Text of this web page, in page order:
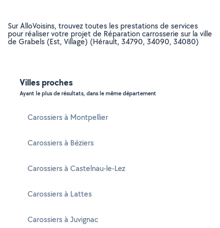
Sur AlloVoisins, trouvez toutes les prestations de services
pour réaliser votre projet de Réparation carrosserie sur la ville
de Grabels (Est, Village) (Hérault, 34790, 34090, 34080)
Villes proches
Ayant le plus de résultats, dans le même département
Carossiers à Montpellier
Carossiers à Béziers
Carossiers à Castelnau-le-Lez
Carossiers à Lattes
Carossiers à Juvignac